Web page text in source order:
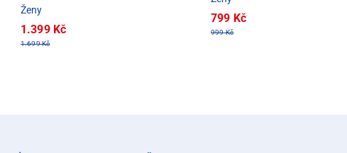
Ženy
1.399 Kč
1.699 Kč
799 Kč
999 Kč